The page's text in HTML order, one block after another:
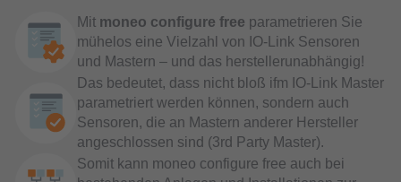
Mit moneo configure free parametrieren Sie
mühelos eine Vielzahl von IO-Link Sensoren
und Mastern – und das herstellerunabhängig!
Das bedeutet, dass nicht bloß ifm IO-Link Master
parametriert werden können, sondern auch
Sensoren, die an Mastern anderer Hersteller
angeschlossen sind (3rd Party Master).
Somit kann moneo configure free auch bei